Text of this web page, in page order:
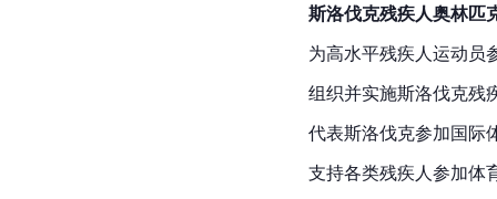
斯洛伐克残疾人奥林匹
为高水平残疾人运动员
组织并实施斯洛伐克残
代表斯洛伐克参加国际
支持各类残疾人参加体